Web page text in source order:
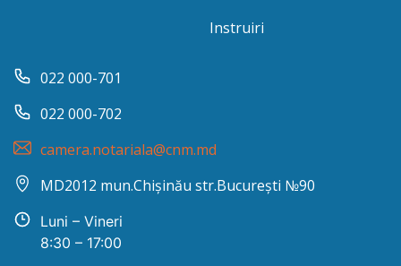
Instruiri
022 000-701
022 000-702
camera.notariala@cnm.md
MD2012 mun.Chișinău str.București №90
Luni – Vineri
8:30 – 17:00